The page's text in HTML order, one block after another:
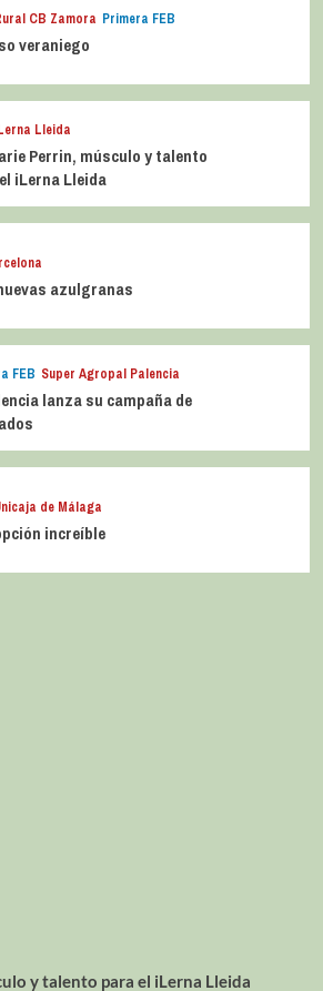
CB Zamora Primera FEB
veraniego
Lleida
Perrin, músculo y talento
iLerna Lleida
azulgranas
FEB Super Agropal Palencia
lanza su campaña de
de Málaga
increíble
y talento para el iLerna Lleida